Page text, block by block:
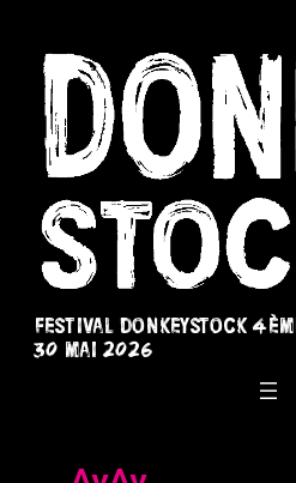
Festival Donkeystock
30 Mai 2026